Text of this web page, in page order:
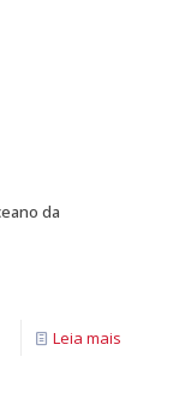
da
Leia mais